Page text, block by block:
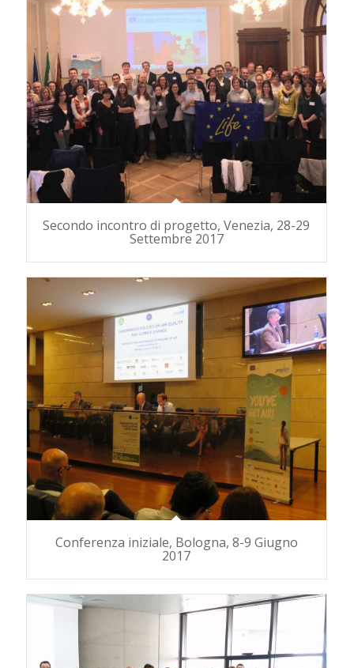
Secondo incontro di progetto, Venezia, 28-29
Settembre 2017
Conferenza iniziale, Bologna, 8-9 Giugno
2017